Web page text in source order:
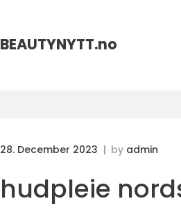
BEAUTYNYTT.no
28. December 2023 by admin
hudpleie